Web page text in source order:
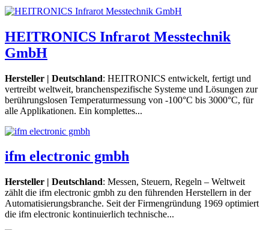
HEITRONICS Infrarot Messtechnik
GmbH
Hersteller | Deutschland: HEITRONICS entwickelt, fertigt und
vertreibt weltweit, branchenspezifische Systeme und Lösungen zur
berührungslosen Temperaturmessung von -100°C bis 3000°C, für
alle Applikationen. Ein komplettes...
ifm electronic gmbh
Hersteller | Deutschland: Messen, Steuern, Regeln – Weltweit
zählt die ifm electronic gmbh zu den führenden Herstellern in der
Automatisierungsbranche. Seit der Firmengründung 1969 optimiert
die ifm electronic kontinuierlich technische...